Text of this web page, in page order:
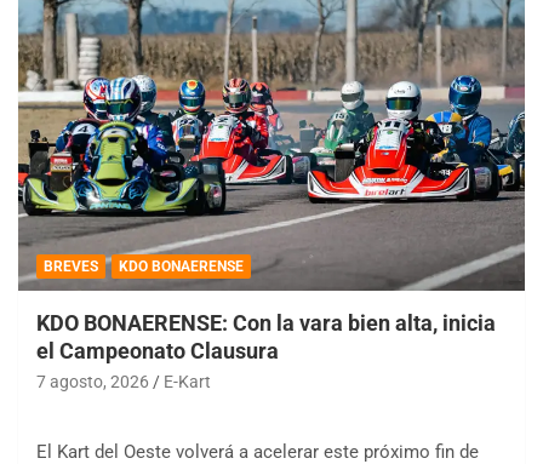
BREVES KDO BONAERENSE
KDO BONAERENSE: Con la vara bien alta, inicia
el Campeonato Clausura
7 agosto, 2026 E-Kart
El Kart del Oeste volverá a acelerar este próximo fin de